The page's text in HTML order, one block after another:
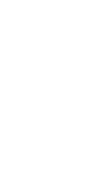
教你避開裝潢蟑